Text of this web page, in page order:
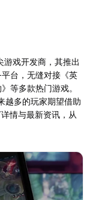
游戏开发商，其推出
台，无缝对接《英
等多款热门游戏。
越多的玩家期望借助
情与最新资讯，从